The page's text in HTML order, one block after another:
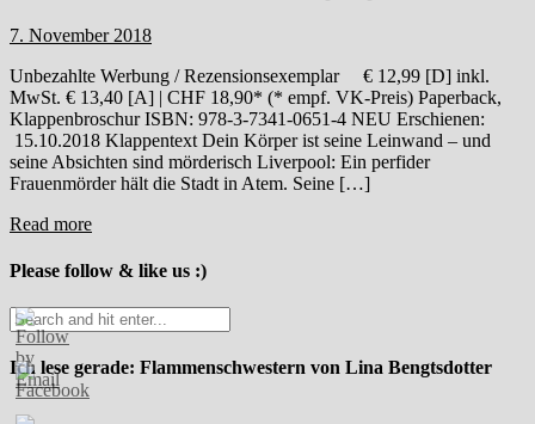
7. November 2018
Unbezahlte Werbung / Rezensionsexemplar € 12,99 [D] inkl.
MwSt. € 13,40 [A] | CHF 18,90* (* empf. VK-Preis) Paperback,
Klappenbroschur ISBN: 978-3-7341-0651-4 NEU Erschienen:
15.10.2018 Klappentext Dein Körper ist seine Leinwand – und
seine Absichten sind mörderisch Liverpool: Ein perfider
Frauenmörder hält die Stadt in Atem. Seine […]
Read more
Please follow & like us :)
Ich lese gerade: Flammenschwestern von Lina Bengtsdotter